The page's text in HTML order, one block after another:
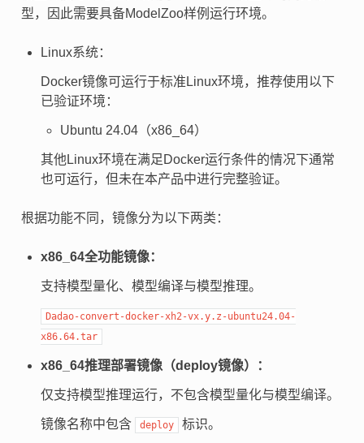
型，因此需要具备ModelZoo样例运行环境。
Linux系统：
Docker镜像可运行于标准Linux环境，推荐使用以下
已验证环境：
Ubuntu 24.04（x86_64）
其他Linux环境在满足Docker运行条件的情况下通常
也可运行，但未在本产品中进行完整验证。
根据功能不同，镜像分为以下两类：
x86_64全功能镜像：
支持模型量化、模型编译与模型推理。
Dadao-convert-docker-xh2-vx.y.z-ubuntu24.04-
x86.64.tar
x86_64推理部署镜像（deploy镜像）：
仅支持模型推理运行，不包含模型量化与模型编译。
镜像名称中包含 deploy 标识。